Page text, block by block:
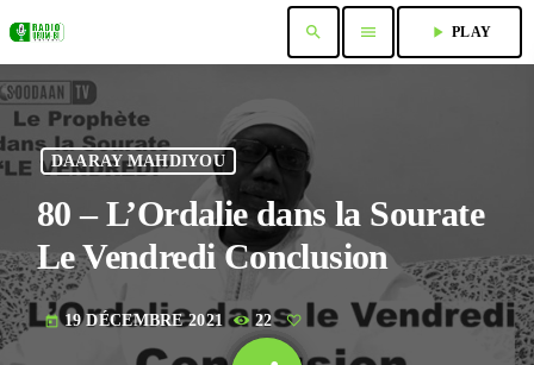
search menu play_arrow PLAY
DAARAY MAHDIYOU
80 – L’Ordalie dans la Sourate
Le Vendredi Conclusion
today 19 DÉCEMBRE 2021 22